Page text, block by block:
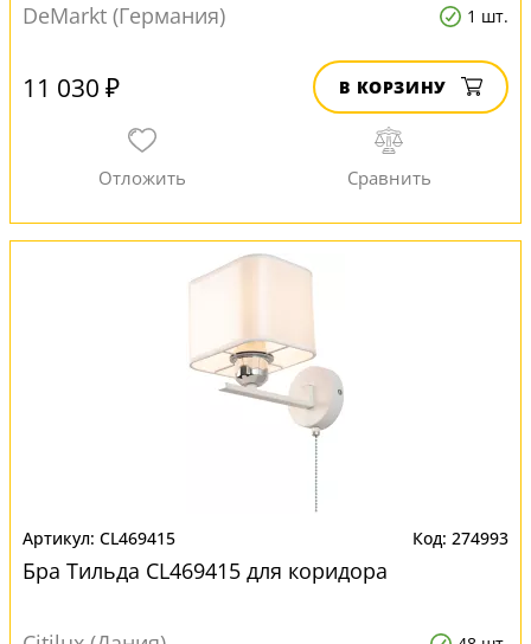
DeMarkt (Германия) 1 шт.
11 030 ₽ В КОРЗИНУ
CL469415 274993
Бра Тильда CL469415 для коридора